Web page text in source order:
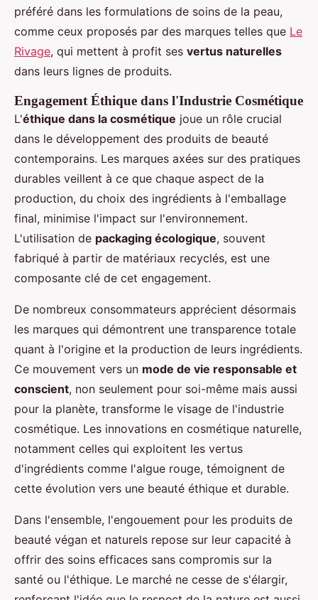
préféré dans les formulations de soins de la peau,
comme ceux proposés par des marques telles que Le
Rivage, qui mettent à profit ses vertus naturelles
dans leurs lignes de produits.
Engagement Éthique dans l'Industrie Cosmétique
L'éthique dans la cosmétique joue un rôle crucial
dans le développement des produits de beauté
contemporains. Les marques axées sur des pratiques
durables veillent à ce que chaque aspect de la
production, du choix des ingrédients à l'emballage
final, minimise l'impact sur l'environnement.
L'utilisation de packaging écologique, souvent
fabriqué à partir de matériaux recyclés, est une
composante clé de cet engagement.
De nombreux consommateurs apprécient désormais
les marques qui démontrent une transparence totale
quant à l'origine et la production de leurs ingrédients.
Ce mouvement vers un mode de vie responsable et
conscient, non seulement pour soi-même mais aussi
pour la planète, transforme le visage de l'industrie
cosmétique. Les innovations en cosmétique naturelle,
notamment celles qui exploitent les vertus
d'ingrédients comme l'algue rouge, témoignent de
cette évolution vers une beauté éthique et durable.
Dans l'ensemble, l'engouement pour les produits de
beauté végan et naturels repose sur leur capacité à
offrir des soins efficaces sans compromis sur la
santé ou l'éthique. Le marché ne cesse de s'élargir,